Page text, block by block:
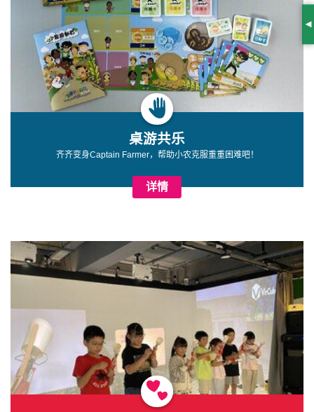
桌游共乐
齐齐变身Captain Farmer，帮助小农克服重重困难吧！
详情